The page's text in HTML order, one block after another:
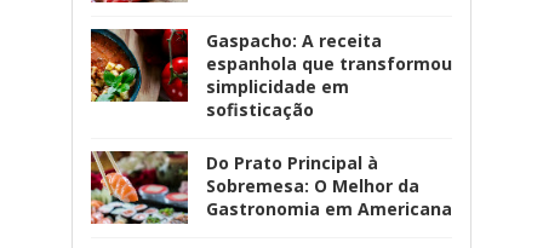
Gaspacho: A receita
espanhola que transformou
simplicidade em
sofisticação
Do Prato Principal à
Sobremesa: O Melhor da
Gastronomia em Americana